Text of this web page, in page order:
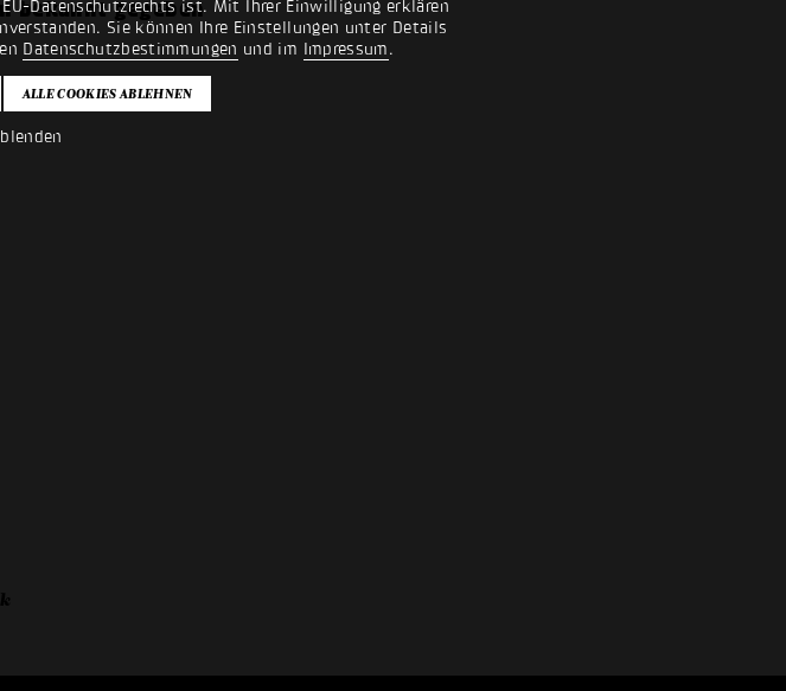
Datenschutzrechts ist. Mit Ihrer Einwilligung erklären
Sie können Ihre Einstellungen unter Details
Datenschutzbestimmungen und im Impressum.
bekannt gegeben